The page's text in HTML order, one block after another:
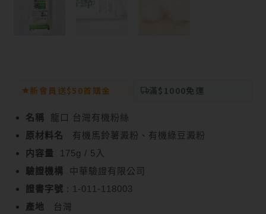
新會員送$50首購金 滿$1000免運
名稱
龍口 台灣有機粉絲
原材料名
有機馬鈴薯澱粉、有機綠豆澱粉
内容量 175g / 5入
驗證機構 中華驗證有限公司
證書字號 : 1-011-118003
產地
台灣